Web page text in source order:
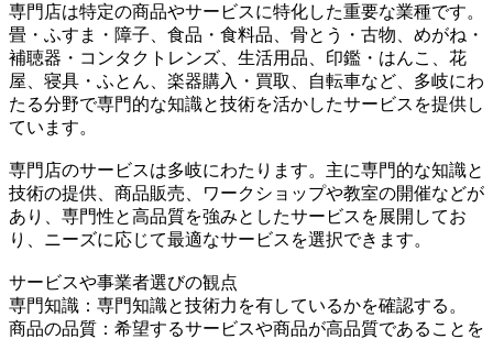
専門店は特定の商品やサービスに特化した重要な業種です。
畳・ふすま・障子、食品・食料品、骨とう・古物、めがね・
補聴器・コンタクトレンズ、生活用品、印鑑・はんこ、花
屋、寝具・ふとん、楽器購入・買取、自転車など、多岐にわ
たる分野で専門的な知識と技術を活かしたサービスを提供し
ています。
専門店のサービスは多岐にわたります。主に専門的な知識と
技術の提供、商品販売、ワークショップや教室の開催などが
あり、専門性と高品質を強みとしたサービスを展開してお
り、ニーズに応じて最適なサービスを選択できます。
サービスや事業者選びの観点
専門知識：専門知識と技術力を有しているかを確認する。
商品の品質：希望するサービスや商品が高品質であることを